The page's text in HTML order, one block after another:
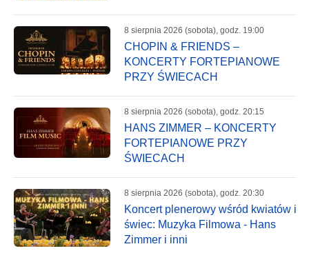
8 sierpnia 2026 (sobota), godz. 19:00
CHOPIN & FRIENDS –
KONCERTY FORTEPIANOWE
PRZY ŚWIECACH
8 sierpnia 2026 (sobota), godz. 20:15
HANS ZIMMER – KONCERTY
FORTEPIANOWE PRZY
ŚWIECACH
8 sierpnia 2026 (sobota), godz. 20:30
Koncert plenerowy wśród kwiatów i
świec: Muzyka Filmowa - Hans
Zimmer i inni